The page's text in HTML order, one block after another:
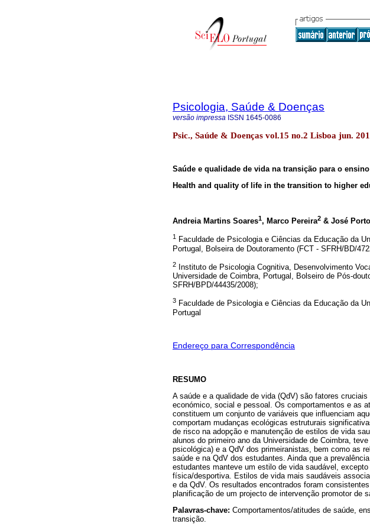
Psicologia, Saúde & Doenças
versão impressa ISSN 1645-0086
Psic., Saúde & Doenças vol.15 no.2 Lisboa jun.
Saúde e qualidade de vida na transição para o
Health and quality of life in the transition to higher
Andreia Martins Soares1, Marco Pereira2 & José
1
Faculdade de Psicologia e Ciências da Educação da
Portugal, Bolseira de Doutoramento (FCT - SFRH/BD/
2
Instituto de Psicologia Cognitiva, Desenvolvimento
Universidade de Coimbra, Portugal, Bolseiro de Pós-
SFRH/BPD/44435/2008);
3 Faculdade de Psicologia e Ciências da Educação da
Portugal
Endereço para Correspondência
RESUMO
A saúde e a qualidade de vida (QdV) são fatores
económico, social e pessoal. Os comportamentos e as
constituem um conjunto de variáveis que influenciam
comportam mudanças ecológicas estruturais
de risco na adopção e manutenção de estilos de vida
alunos do primeiro ano da Universidade de Coimbra,
psicológica) e a QdV dos primeiranistas, bem como as
saúde e na QdV dos estudantes. Ainda que a
estudantes manteve um estilo de vida saudável,
física/desportiva. Estilos de vida mais saudáveis
e da QdV. Os resultados encontrados foram
planificação de um projecto de intervenção promotor de
Palavras-chave: Comportamentos/atitudes de saúde,
transição.